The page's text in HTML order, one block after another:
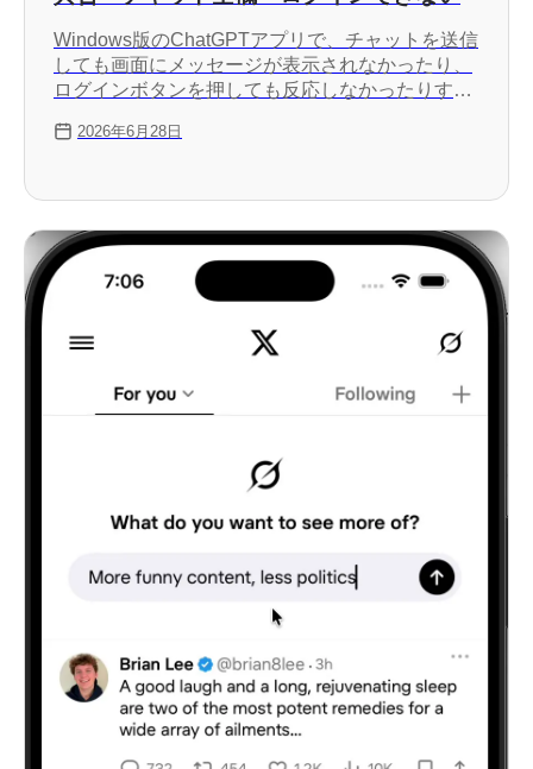
Windows版のChatGPTアプリで、チャットを送信
しても画面にメッセージが表示されなかったり、
ログインボタンを押しても反応しなかったりする
認識しており、調査中とのことです。
2026年6月28日